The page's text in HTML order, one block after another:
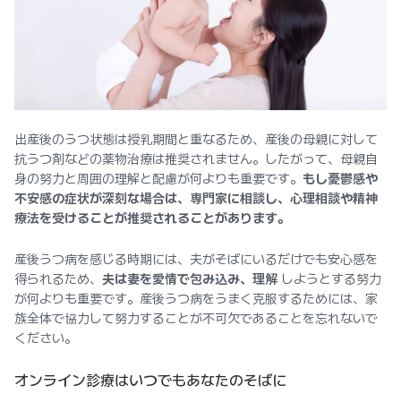
出産後のうつ状態は授乳期間と重なるため、産後の母親に対して
抗うつ剤などの薬物治療は推奨されません。したがって、母親自
身の努力と周囲の理解と配慮が何よりも重要です。 もし憂鬱感や
不安感の症状が深刻な場合は、専門家に相談し、心理相談や精神
療法を受けることが推奨されることがあります。
産後うつ病を感じる時期には、夫がそばにいるだけでも安心感を
得られるため、 夫は妻を愛情で包み込み、理解 しようとする努力
が何よりも重要です。産後うつ病をうまく克服するためには、家
族全体で協力して努力することが不可欠であることを忘れないで
ください。
オンライン診療はいつでもあなたのそばに